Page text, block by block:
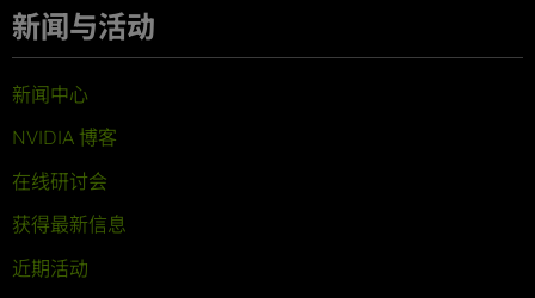
新闻与活动
新闻中心
NVIDIA 博客
在线研讨会
获得最新信息
近期活动